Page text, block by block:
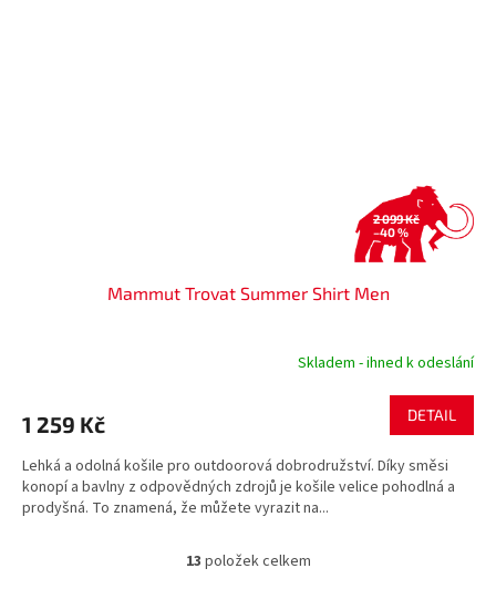
2 099 Kč
–40 %
Mammut Trovat Summer Shirt Men
Skladem - ihned k odeslání
1 259 Kč DETAIL
Lehká a odolná košile pro outdoorová dobrodružství. Díky směsi
konopí a bavlny z odpovědných zdrojů je košile velice pohodlná a
prodyšná. To znamená, že můžete vyrazit na...
O
13 položek celkem